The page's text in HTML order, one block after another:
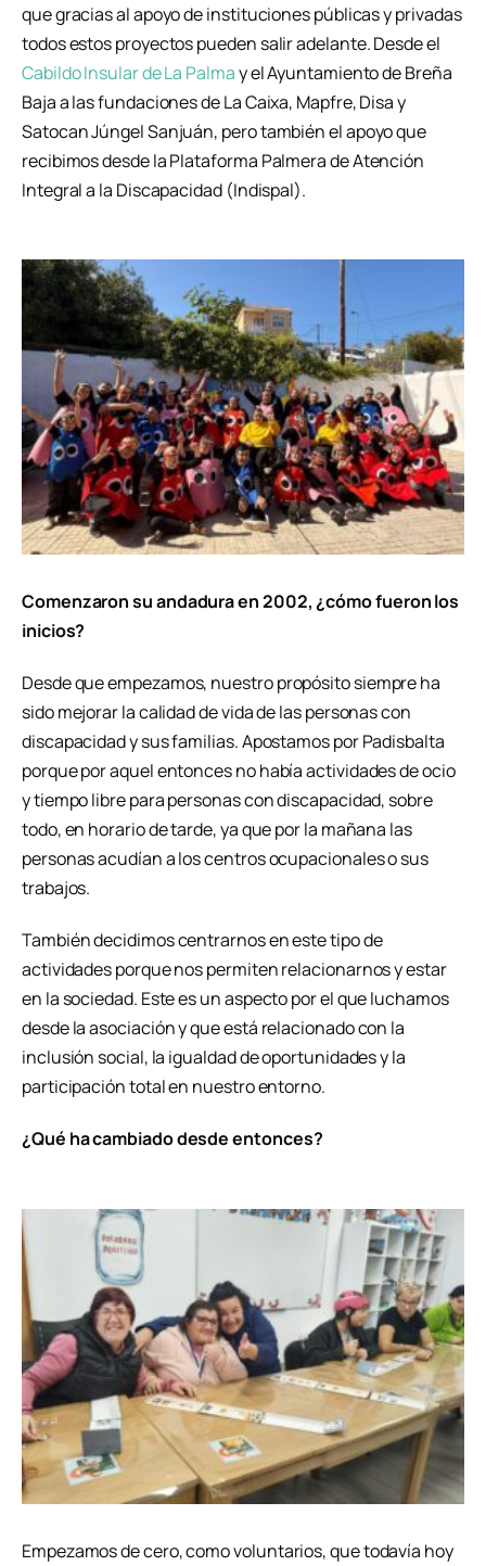
que gracias al apoyo de instituciones públicas y privadas
todos estos proyectos pueden salir adelante. Desde el
Cabildo Insular de La Palmay el Ayuntamiento de Breña
Baja a las fundaciones de La Caixa, Mapfre, Disa y
Satocan Júngel Sanjuán, pero también el apoyo que
recibimos desde la Plataforma Palmera de Atención
Integral a la Discapacidad (Indispal).
Comenzaron su andadura en 2002, ¿cómo fueron los
inicios?
Desde que empezamos, nuestro propósito siempre ha
sido mejorar la calidad de vida de las personas con
discapacidad y sus familias. Apostamos por Padisbalta
porque por aquel entonces no había actividades de ocio
y tiempo libre para personas con discapacidad, sobre
todo, en horario de tarde, ya que por la mañana las
personas acudían a los centros ocupacionales o sus
trabajos.
También decidimos centrarnos en este tipo de
actividades porque nos permiten relacionarnos y estar
en la sociedad. Este es un aspecto por el que luchamos
desde la asociación y que está relacionado con la
inclusión social, la igualdad de oportunidades y la
participación total en nuestro entorno.
¿Qué ha cambiado desde entonces?
Empezamos de cero, como voluntarios, que todavía hoy